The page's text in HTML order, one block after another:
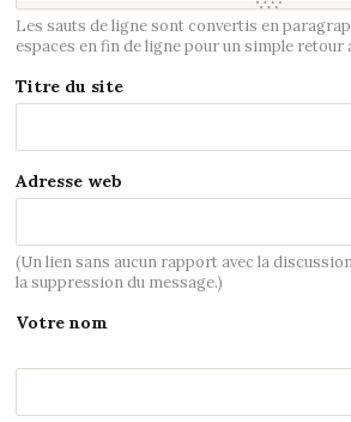
Les sauts de ligne sont convertis en
espaces en fin de ligne pour un simple retour
Titre du site
Adresse web
(Un lien sans aucun rapport avec la
la suppression du message.)
Votre nom